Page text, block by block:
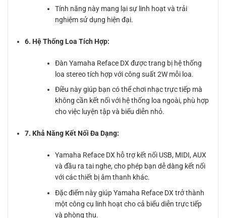
Tính năng này mang lại sự linh hoạt và trải
nghiệm sử dụng hiện đại.
6. Hệ Thống Loa Tích Hợp:
Đàn Yamaha Reface DX được trang bị hệ thống
loa stereo tích hợp với công suất 2W mỗi loa.
Điều này giúp bạn có thể chơi nhạc trực tiếp mà
không cần kết nối với hệ thống loa ngoài, phù hợp
cho việc luyện tập và biểu diễn nhỏ.
7. Khả Năng Kết Nối Đa Dạng:
Yamaha Reface DX hỗ trợ kết nối USB, MIDI, AUX
và đầu ra tai nghe, cho phép bạn dễ dàng kết nối
với các thiết bị âm thanh khác.
Đặc điểm này giúp Yamaha Reface DX trở thành
một công cụ linh hoạt cho cả biểu diễn trực tiếp
và phòng thu.